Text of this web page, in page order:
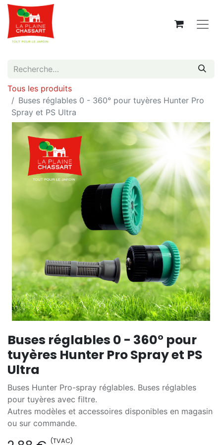
Tous les produits
Buses réglables 0 - 360° pour tuyères Hunter Pro
Spray et PS Ultra
Buses réglables 0 - 360° pour
tuyères Hunter Pro Spray et PS
Ultra
Buses Hunter Pro-spray réglables. Buses réglables
pour tuyères avec filtre.
Autres modèles et accessoires disponibles en magasin
ou sur commande.
(TVAC)